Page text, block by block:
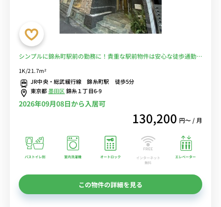
シンプルに錦糸町駅前の勤務に！貴重な駅前物件は安心な徒歩通勤を
実現♪■選べるWi-Fi格安レンタル中！
1K/21.7m²
JR中央・総武緩行線 錦糸町駅 徒歩5分
東京都墨田区錦糸１丁目6-9
2026年09月08日から入居可
130,200 円〜 / 月
バストイレ別 室内洗濯機 オートロック
インターネット
無料
エレベーター
この物件の詳細を見る